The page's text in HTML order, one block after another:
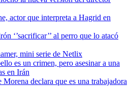
actor que interpreta a Hagrid en
‘’sacrificar’’ al perro que lo atacó
mini serie de Netlix
es un crimen, pero asesinar a una
en Irán
declara que es una trabajadora